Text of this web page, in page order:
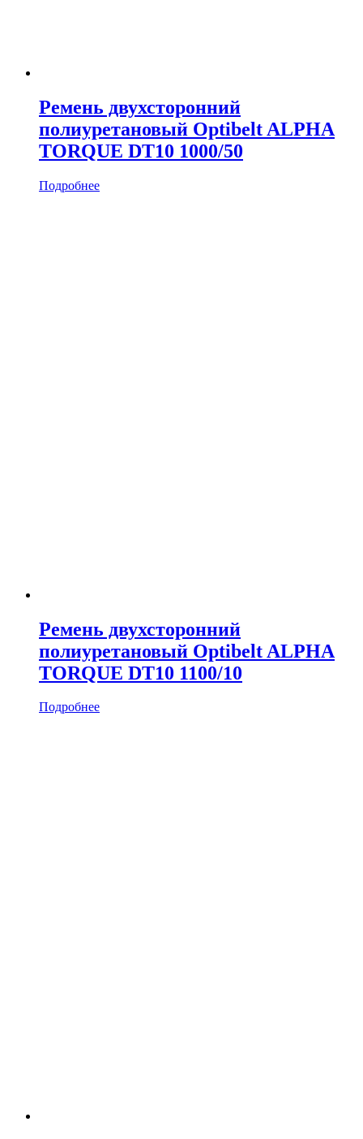
Ремень двухсторонний
полиуретановый Optibelt ALPHA
TORQUE DT10 1000/50
Подробнее
Ремень двухсторонний
полиуретановый Optibelt ALPHA
TORQUE DT10 1100/10
Подробнее